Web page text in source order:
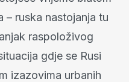
– ruska nastojanja tu
raspoloživog
gdje se Rusi
izazovima urbanih